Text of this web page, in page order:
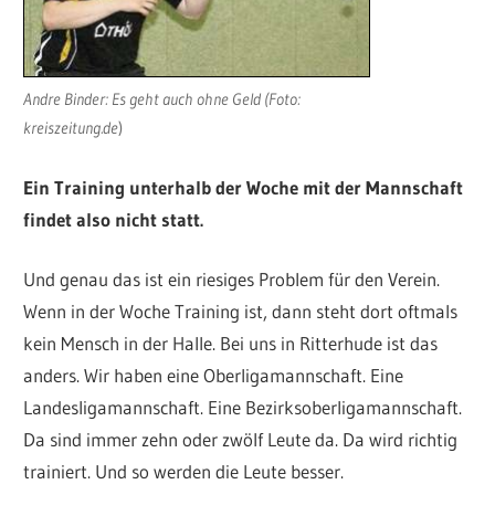
Andre Binder: Es geht auch ohne Geld (Foto:
kreiszeitung.de)
Ein Training unterhalb der Woche mit der Mannschaft
findet also nicht statt.
Und genau das ist ein riesiges Problem für den Verein.
Wenn in der Woche Training ist, dann steht dort oftmals
kein Mensch in der Halle. Bei uns in Ritterhude ist das
anders. Wir haben eine Oberligamannschaft. Eine
Landesligamannschaft. Eine Bezirksoberligamannschaft.
Da sind immer zehn oder zwölf Leute da. Da wird richtig
trainiert. Und so werden die Leute besser.